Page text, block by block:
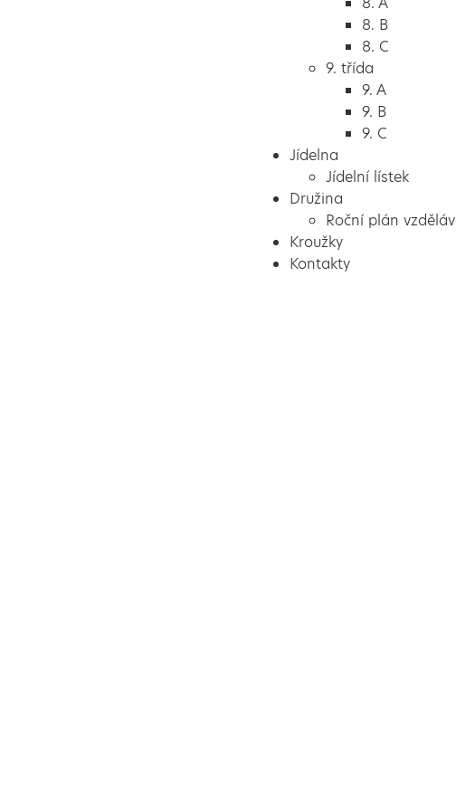
8. B
8. C
9. třída
9. A
9. B
9. C
Jídelna
Jídelní lístek
Družina
Roční plán
Kroužky
Kontakty